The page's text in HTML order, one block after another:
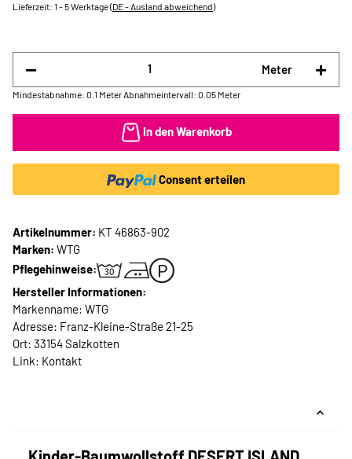
Lieferzeit: 1 - 5 Werktage(DE - Ausland abweichend)
Meter
Mindestabnahme: 0.1 Meter Abnahmeintervall: 0.05 Meter
In den Warenkorb
Consent erteilen
Artikelnummer: KT 46863-902
Marken: WTG
Pflegehinweise:
Hersteller Informationen:
Markenname: WTG
Adresse: Franz-Kleine-Straße 21-25
Ort: 33154 Salzkotten
Link: Kontakt